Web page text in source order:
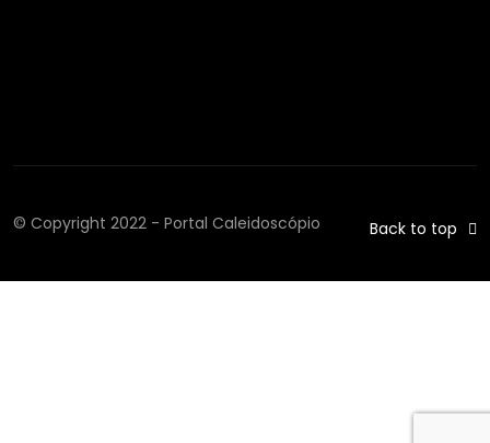
© Copyright 2022 - Portal Caleidoscópio Back to top